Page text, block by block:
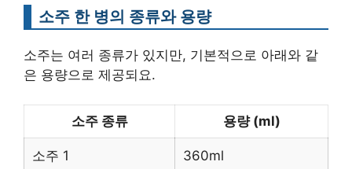
소주 한 병의 종류와 용량
소주는 여러 종류가 있지만, 기본적으로 아래와 같
은 용량으로 제공되요.
소주 종류 용량 (ml)
소주 1 360ml